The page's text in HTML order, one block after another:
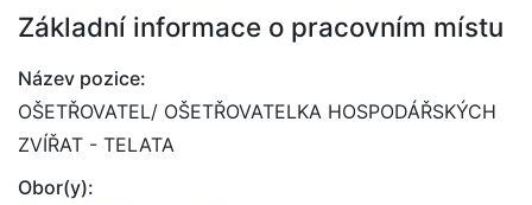
Základní informace o pracovním místu
Název pozice:
OŠETŘOVATEL/ OŠETŘOVATELKA HOSPODÁŘSKÝCH
ZVÍŘAT - TELATA
Obor(y):